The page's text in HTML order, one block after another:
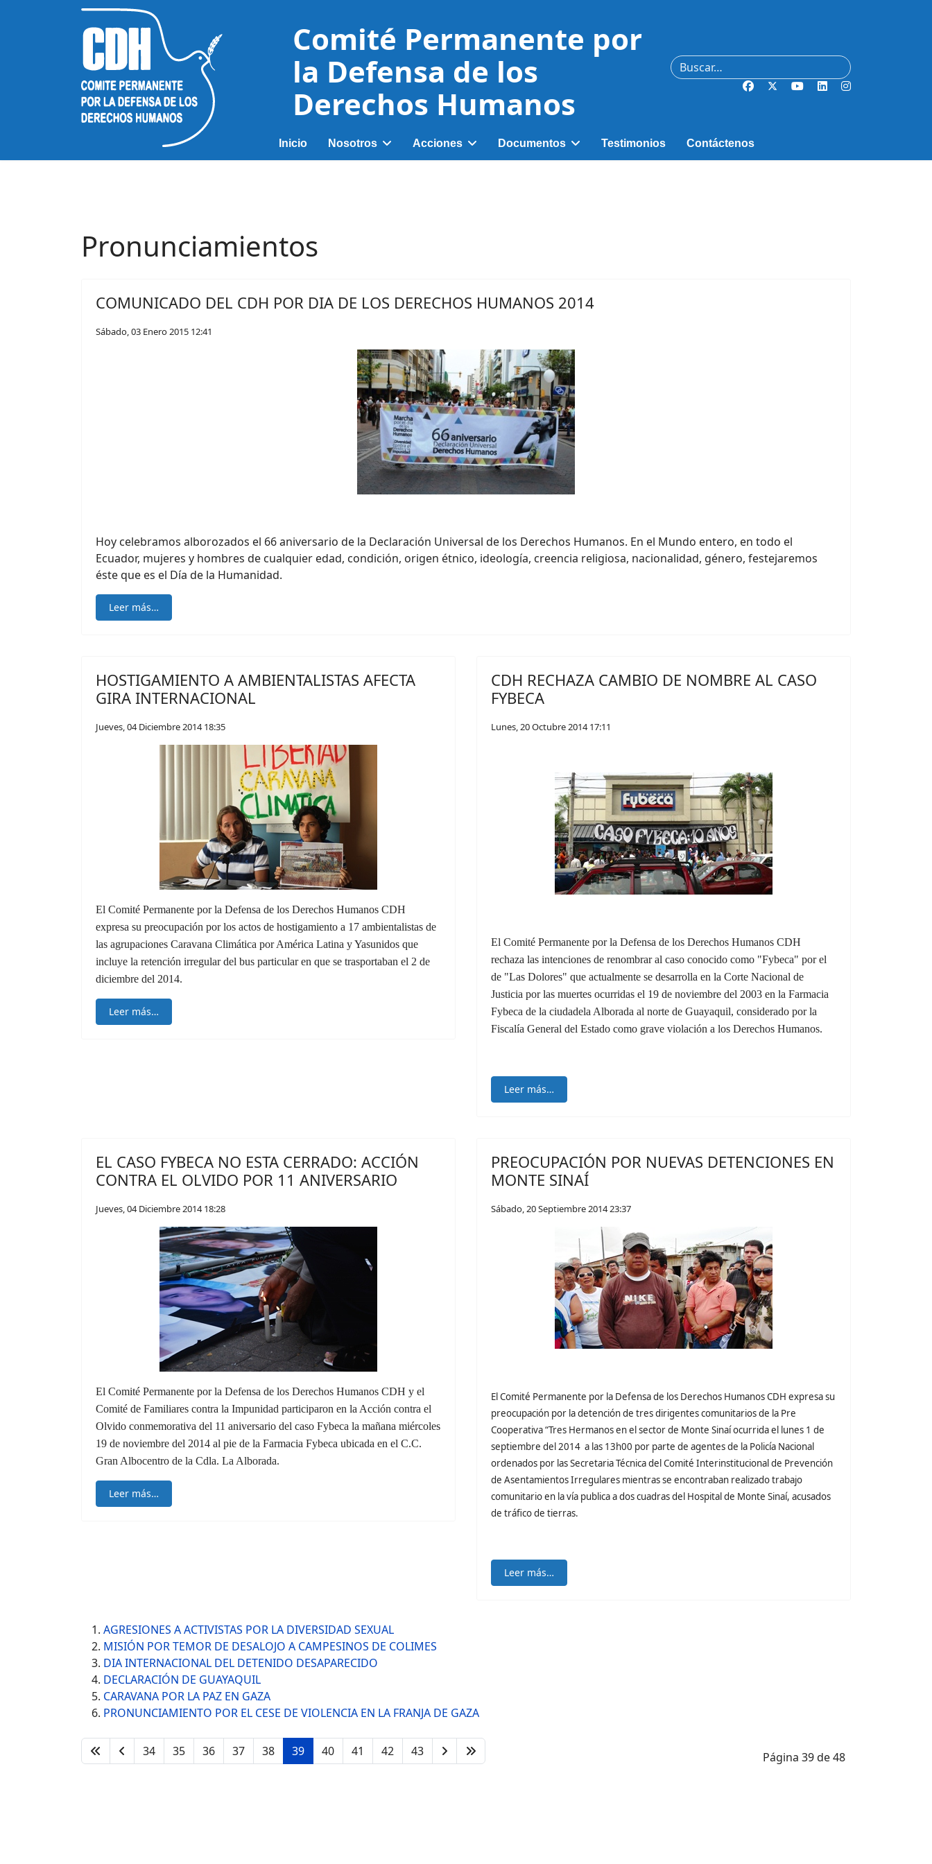
Comité Permanente por
la Defensa de los
Derechos Humanos
Buscar
Inicio Nosotros Acciones Documentos Testimonios Contáctenos
Pronunciamientos
COMUNICADO DEL CDH POR DIA DE LOS DERECHOS HUMANOS 2014
Sábado, 03 Enero 2015 12:41
Hoy celebramos alborozados el 66 aniversario de la Declaración Universal de los Derechos Humanos. En el Mundo entero, en todo el
Ecuador, mujeres y hombres de cualquier edad, condición, origen étnico, ideología, creencia religiosa, nacionalidad, género, festejaremos
éste que es el Día de la Humanidad.
Leer más…
HOSTIGAMIENTO A AMBIENTALISTAS AFECTA
GIRA INTERNACIONAL
Jueves, 04 Diciembre 2014 18:35
El Comité Permanente por la Defensa de los Derechos Humanos CDH
expresa su preocupación por los actos de hostigamiento a 17 ambientalistas de
las agrupaciones Caravana Climática por América Latina y Yasunidos que
incluye la retención irregular del bus particular en que se trasportaban el 2 de
diciembre del 2014.
Leer más…
CDH RECHAZA CAMBIO DE NOMBRE AL CASO
FYBECA
Lunes, 20 Octubre 2014 17:11
El Comité Permanente por la Defensa de los Derechos Humanos CDH
rechaza las intenciones de renombrar al caso conocido como "Fybeca" por el
de "Las Dolores" que actualmente se desarrolla en la Corte Nacional de
Justicia por las muertes ocurridas el 19 de noviembre del 2003 en la Farmacia
Fybeca de la ciudadela Alborada al norte de Guayaquil, considerado por la
Fiscalía General del Estado como grave violación a los Derechos Humanos.
Leer más…
EL CASO FYBECA NO ESTA CERRADO: ACCIÓN
CONTRA EL OLVIDO POR 11 ANIVERSARIO
Jueves, 04 Diciembre 2014 18:28
El Comité Permanente por la Defensa de los Derechos Humanos CDH y el
Comité de Familiares contra la Impunidad participaron en la Acción contra el
Olvido conmemorativa del 11 aniversario del caso Fybeca la mañana miércoles
19 de noviembre del 2014 al pie de la Farmacia Fybeca ubicada en el C.C.
Gran Albocentro de la Cdla. La Alborada.
Leer más…
PREOCUPACIÓN POR NUEVAS DETENCIONES EN
MONTE SINAÍ
Sábado, 20 Septiembre 2014 23:37
El Comité Permanente por la Defensa de los Derechos Humanos CDH expresa su
preocupación por la detención de tres dirigentes comunitarios de la Pre
Cooperativa “Tres Hermanos en el sector de Monte Sinaí ocurrida el lunes 1 de
septiembre del 2014 a las 13h00 por parte de agentes de la Policía Nacional
ordenados por las Secretaria Técnica del Comité Interinstitucional de Prevención
de Asentamientos Irregulares mientras se encontraban realizado trabajo
comunitario en la vía publica a dos cuadras del Hospital de Monte Sinaí, acusados
de tráfico de tierras.
Leer más…
AGRESIONES A ACTIVISTAS POR LA DIVERSIDAD SEXUAL
MISIÓN POR TEMOR DE DESALOJO A CAMPESINOS DE COLIMES
DIA INTERNACIONAL DEL DETENIDO DESAPARECIDO
DECLARACIÓN DE GUAYAQUIL
CARAVANA POR LA PAZ EN GAZA
PRONUNCIAMIENTO POR EL CESE DE VIOLENCIA EN LA FRANJA DE GAZA
Página 39 de 48
34 35 36 37 38 39 40 41 42 43